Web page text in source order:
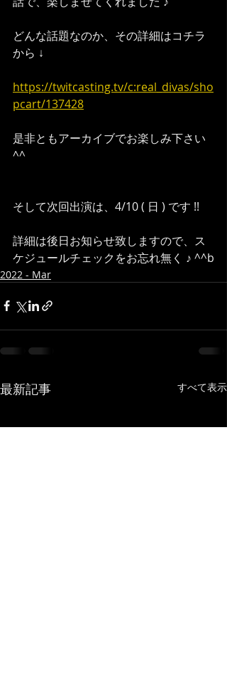
どんな話題なのか、その詳細はコチラ
から ↓
https://twitcasting.tv/c:real_divas/sho
pcart/137428
是非ともアーカイブでお楽しみ下さい
^^
そして次回出演は、4/10 ( 日 ) です !!
詳細は後日お知らせ致しますので、ス
ケジュールチェックをお忘れ無く ♪ ^^b
2022 - Mar
最新記事 すべて表示